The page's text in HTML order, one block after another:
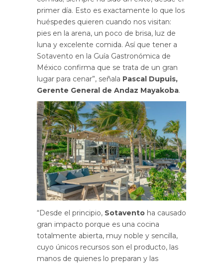
primer día. Esto es exactamente lo que los
huéspedes quieren cuando nos visitan:
pies en la arena, un poco de brisa, luz de
luna y excelente comida. Así que tener a
Sotavento en la Guía Gastronómica de
México confirma que se trata de un gran
lugar para cenar”, señala Pascal Dupuis,
Gerente General de Andaz Mayakoba.
“Desde el principio, Sotavento ha causado
gran impacto porque es una cocina
totalmente abierta, muy noble y sencilla,
cuyo únicos recursos son el producto, las
manos de quienes lo preparan y las